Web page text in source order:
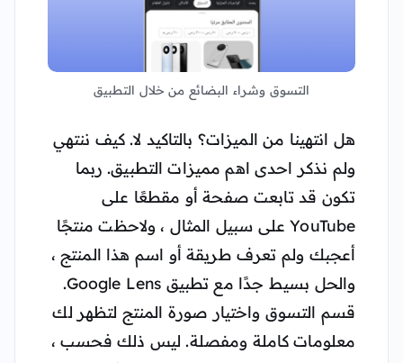
التسوق وشراء البضائع من خلال التطبيق
هل انتهينا من الميزات؟ بالتاكيد لا. كيف ننتهي
ولم نذكر احدى اهم مميزات التطبيق. ربما
تكون قد تابعت صفحة أو مقطعًا على
YouTube على سبيل المثال ، ولاحظت منتجًا
أعجبك ولم تعرف طريقة أو اسم هذا المنتج ،
والحل بسيط جدًا مع تطبيق Google Lens.
قسم التسوق واختيار صورة المنتج لتظهر لك
معلومات كاملة ومفصلة. ليس ذلك فحسب ،